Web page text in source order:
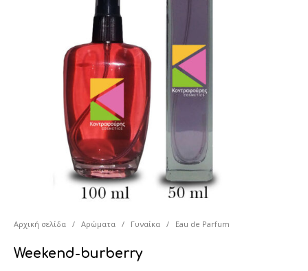
Αρχική σελίδα / Αρώματα / Γυναίκα / Eau de Parfum
Weekend-burberry